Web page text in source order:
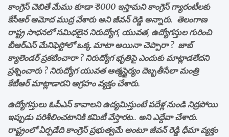
కాంగ్రెస్ చెబితే మేము కూడా ₹ 3000 ఇస్తామని కాంగ్రెస్ గ్యారంటీలకు
కేసీఆర్ ఆమోద ముద్ర వేశారు అని జీవన్ రెడ్డి అన్నారు. తెలంగాణ
రాష్ట్ర సాధనలో సమిధలైన నిరుద్యోగ, యువత, ఉద్యోగస్తుల గురించి
బీఆర్ఎస్ మేనిఫెస్టోలో ఒక్క మాటా అయినా చెప్పారా ? జాబ్
క్యాలెండర్ ప్రకటించారా ? నిరుద్యోగ భృతిపై ఎందుకు మాట్లాడలేదని
ప్రశ్నించారు ? నిరుద్యోగ యువత ఆత్మస్థైర్యం దెబ్బతీసేలా మంత్రి
కేటీఆర్ మాట్లాడారని ఆగ్రహం వ్యక్తం చేశారు.
ఉద్యోగస్తులు ఓపీఎస్ కావాలని ఉద్యమిస్తుంటే పదేళ్ల నుండి నిద్రపోయి
ఇప్పుడు పరిశీలించటానికి కమిటీ వేస్తారట.. అని ఎద్దేవా చేశారు.
రాష్ట్రంలో ఏర్పడేది కాంగ్రెస్ ప్రభుత్వమే అంటూ జీవన్ రెడ్డి ధీమా వ్యక్తం